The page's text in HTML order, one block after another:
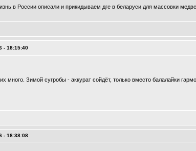
в России описали и прикидываем дге в беларуси для массовки
- 18:15:40
много. Зимой сугробы - аккурат сойдёт, только вместо балалайки
- 18:38:08